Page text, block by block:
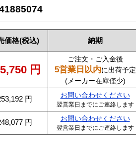
価格(税込) 納期
円
ご注文・ご入金後
5営業日以内に出荷予定
(メーカー在庫僅少)
円 お問い合わせください
翌営業日までにご連絡します
円 お問い合わせください
翌営業日までにご連絡します